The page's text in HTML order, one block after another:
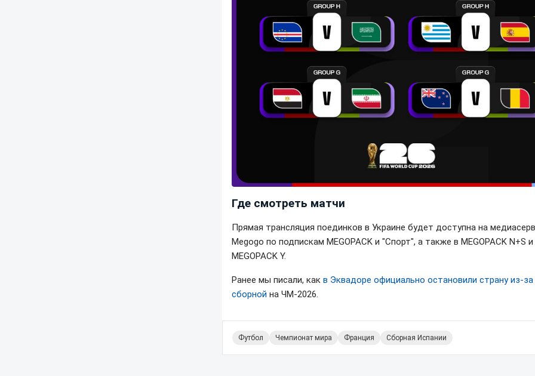
Где смотреть матчи
Прямая трансляция поединков в Украине будет доступна на
Megogo по подпискам MEGOPACK и "Спорт", а также в MEGOPACK N+S и
MEGOPACK Y.
Ранее мы писали, как в Эквадоре официально остановили страну из-за
сборной на ЧМ-2026.
Футбол Чемпионат мира Франция Сборная Испании